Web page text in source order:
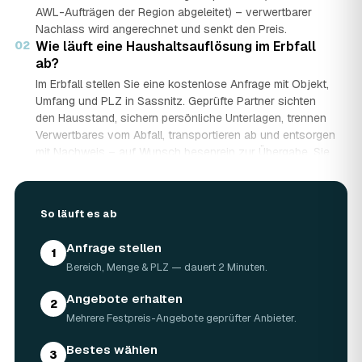
AWL-Aufträgen der Region abgeleitet) – verwertbarer
Nachlass wird angerechnet und senkt den Preis.
02 Wie läuft eine Haushaltsauflösung im Erbfall
ab?
Im Erbfall stellen Sie eine kostenlose Anfrage mit Objekt,
Umfang und PLZ in Sassnitz. Geprüfte Partner sichten
den Hausstand, sichern persönliche Unterlagen, trennen
Verwertbares vom Abfall, transportieren ab und entsorgen
mit Nachweis – auf Wunsch besenrein zur Übergabe. Sie
Ruhe, gerade wenn mehrere Erben beteiligt sind.
angerechnet?
Ja. Antiquitäten, Möbel, Schmuck und ganze Sammlungen
aus dem Nachlass werden fachkundig begutachtet und
auf den Preis angerechnet. Bei wertvollem Hausstand
kann die Haushaltsauflösung in Sassnitz dadurch nahezu
kostenneutral werden – in Einzelfällen bis hin zu
Nullkosten.
Wie lange dauert eine Haushaltsauflösung in
So läuft es ab
1 Anfrage stellen
Bereich, Menge & PLZ — dauert 2 Minuten.
2 Angebote erhalten
Mehrere Festpreis-Angebote geprüfter Anbieter.
3 Bestes wählen